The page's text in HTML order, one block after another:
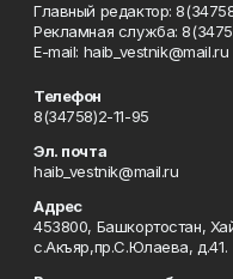
Главный редактор:
Рекламная служба:
Е-mаil: haib_vestnik@mail.ru
Телефон
8(34758)2-11-95
Эл. почта
haib_vestnik@mail.ru
Адрес
453800, Башкортостан,
с.Акъяр,пр.С.Юлаева, д.41.